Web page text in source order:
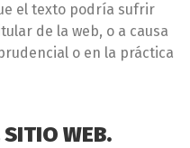
el texto podría sufrir
de la web, o a causa
o en la práctica
WEB.